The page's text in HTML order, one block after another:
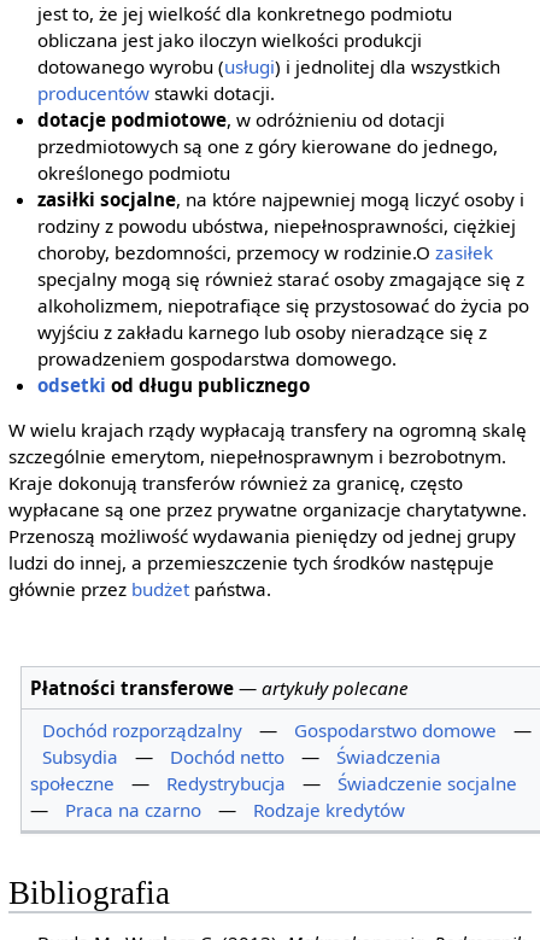
jest to, że jej wielkość dla konkretnego podmiotu
obliczana jest jako iloczyn wielkości produkcji
dotowanego wyrobu (usługi) i jednolitej dla wszystkich
producentów stawki dotacji.
dotacje podmiotowe, w odróżnieniu od dotacji
przedmiotowych są one z góry kierowane do jednego,
określonego podmiotu
zasiłki socjalne, na które najpewniej mogą liczyć osoby i
rodziny z powodu ubóstwa, niepełnosprawności, ciężkiej
choroby, bezdomności, przemocy w rodzinie.Ozasiłek
specjalny mogą się również starać osoby zmagające się z
alkoholizmem, niepotrafiące się przystosować do życia po
wyjściu z zakładu karnego lub osoby nieradzące się z
prowadzeniem gospodarstwa domowego.
odsetki od długu publicznego
W wielu krajach rządy wypłacają transfery na ogromną skalę
szczególnie emerytom, niepełnosprawnym i bezrobotnym.
Kraje dokonują transferów również za granicę, często
wypłacane są one przez prywatne organizacje charytatywne.
Przenoszą możliwość wydawania pieniędzy od jednej grupy
ludzi do innej, a przemieszczenie tych środków następuje
głównie przez budżetpaństwa.
Płatności transferowe —artykuły polecane
Dochód rozporządzalny
— Gospodarstwo domowe
—
Subsydia
— Dochód netto —
Świadczenia
społeczne
— Redystrybucja —
Świadczenie socjalne
—
Praca na czarno — Rodzaje kredytów
Bibliografia